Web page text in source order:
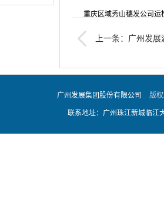
重庆区域秀山穗发公司运
四、成交金额
上一条：广州发
广州发展集团股份有限公司 版
联系地址：广州珠江新城临江